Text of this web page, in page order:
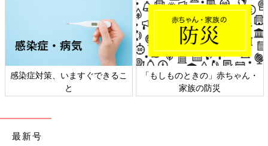
感染症対策、いますぐできるこ
と
「もしものときの」赤ちゃん・
家族の防災
最新号